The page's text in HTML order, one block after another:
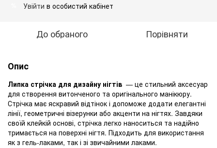
Увійти в особистий кабінет
До обраного Порівняти
Опис
Липка стрічка для дизайну нігтів — це стильний аксесуар
для створення витонченого та оригінального манікюру.
Стрічка має яскравий відтінок і допоможе додати елегантні
лінії, геометричні візерунки або акценти на нігтях. Завдяки
своїй клейкій основі, стрічка легко наноситься та надійно
тримається на поверхні нігтя. Підходить для використання
як з гель-лаками, так і зі звичайними лаками.